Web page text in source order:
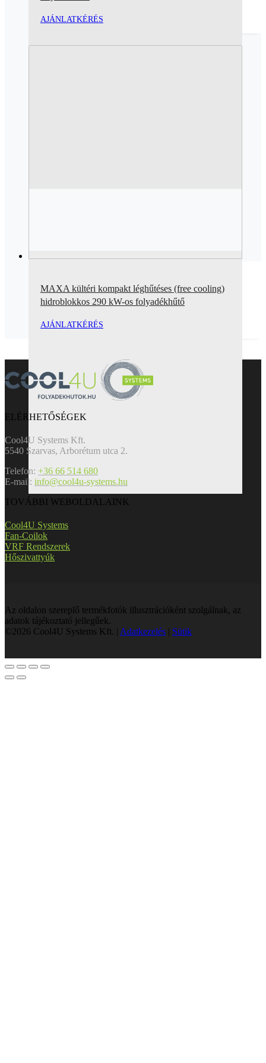
AJÁNLATKÉRÉS
MAXA kültéri kompakt léghűtéses (free cooling)
hidroblokkos 290 kW-os folyadékhűtő
AJÁNLATKÉRÉS
ELÉRHETŐSÉGEK
Cool4U Systems Kft.
5540 Szarvas, Arborétum utca 2.
Telefon: +36 66 514 680
E-mail: info@cool4u-systems.hu
TOVÁBBI WEBOLDALAINK
Cool4U Systems
Fan-Coilok
VRF Rendszerek
Hőszivattyúk
Az oldalon szereplő termékfotók illusztrációként szolgálnak, az
adatok tájékoztató jellegűek.
©2026 Cool4U Systems Kft. | Adatkezelés | Sütik